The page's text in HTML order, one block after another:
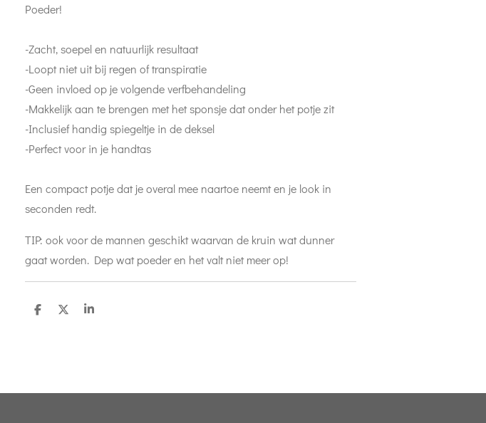
Poeder!
-Zacht, soepel en natuurlijk resultaat
-Loopt niet uit bij regen of transpiratie
-Geen invloed op je volgende verfbehandeling
-Makkelijk aan te brengen met het sponsje dat onder het potje zit
-Inclusief handig spiegeltje in de deksel
-Perfect voor in je handtas
Een compact potje dat je overal mee naartoe neemt en je look in
seconden redt.
TIP: ook voor de mannen geschikt waarvan de kruin wat dunner
gaat worden. Dep wat poeder en het valt niet meer op!
D
D
S